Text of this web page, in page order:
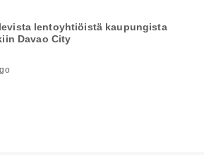
lentoyhtiöistä kaupungista
Davao City